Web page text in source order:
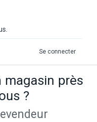
Se connecter
magasin près
?